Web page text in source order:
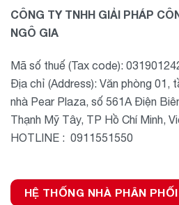
CÔNG TY TNHH GIẢI PHÁP
NGÔ GIA
Mã số thuế (Tax code):
Địa chỉ (Address): Văn phòng 01,
nhà Pear Plaza, số 561A Điện
Thạnh Mỹ Tây, TP Hồ Chí Minh,
HOTLINE : 0911551550
HỆ THỐNG NHÀ PHÂN PHỐI